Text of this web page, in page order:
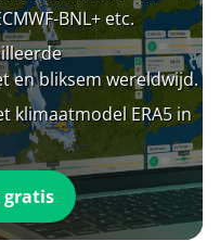
BNL+ etc.
en bliksem wereldwijd.
klimaatmodel ERA5 in
gratis